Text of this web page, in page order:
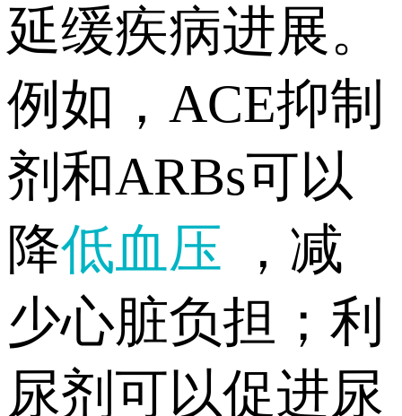
延缓疾病进展。
例如，ACE抑制
剂和ARBs可以
降低血压
，减
少心脏负担；利
尿剂可以促进尿